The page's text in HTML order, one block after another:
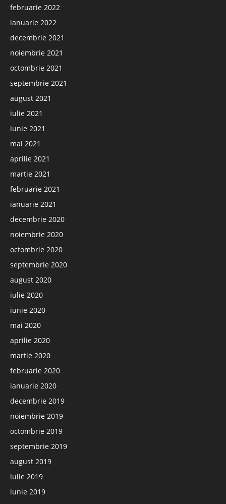
februarie 2022
ianuarie 2022
decembrie 2021
noiembrie 2021
octombrie 2021
septembrie 2021
august 2021
iulie 2021
iunie 2021
mai 2021
aprilie 2021
martie 2021
februarie 2021
ianuarie 2021
decembrie 2020
noiembrie 2020
octombrie 2020
septembrie 2020
august 2020
iulie 2020
iunie 2020
mai 2020
aprilie 2020
martie 2020
februarie 2020
ianuarie 2020
decembrie 2019
noiembrie 2019
octombrie 2019
septembrie 2019
august 2019
iulie 2019
iunie 2019